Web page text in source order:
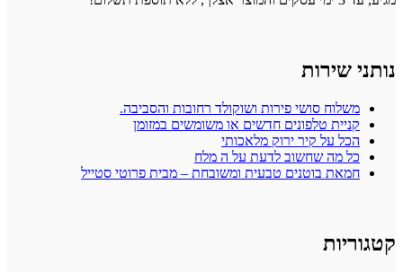
נותני שירות
משלוח סושי פירות ושוקולד רחובות והסביבה.
קניית טלפונים חדשים או משומשים במזומן
הכל על קיר ירוק מלאכותי
כל מה שחשוב לדעת על ה מלח
חמאת בוטנים טבעית ומשובחת – מבית פרוטי סטייל
קטגוריות